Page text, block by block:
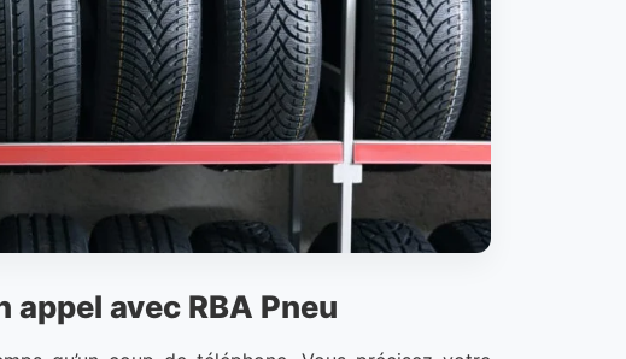
avec RBA Pneu